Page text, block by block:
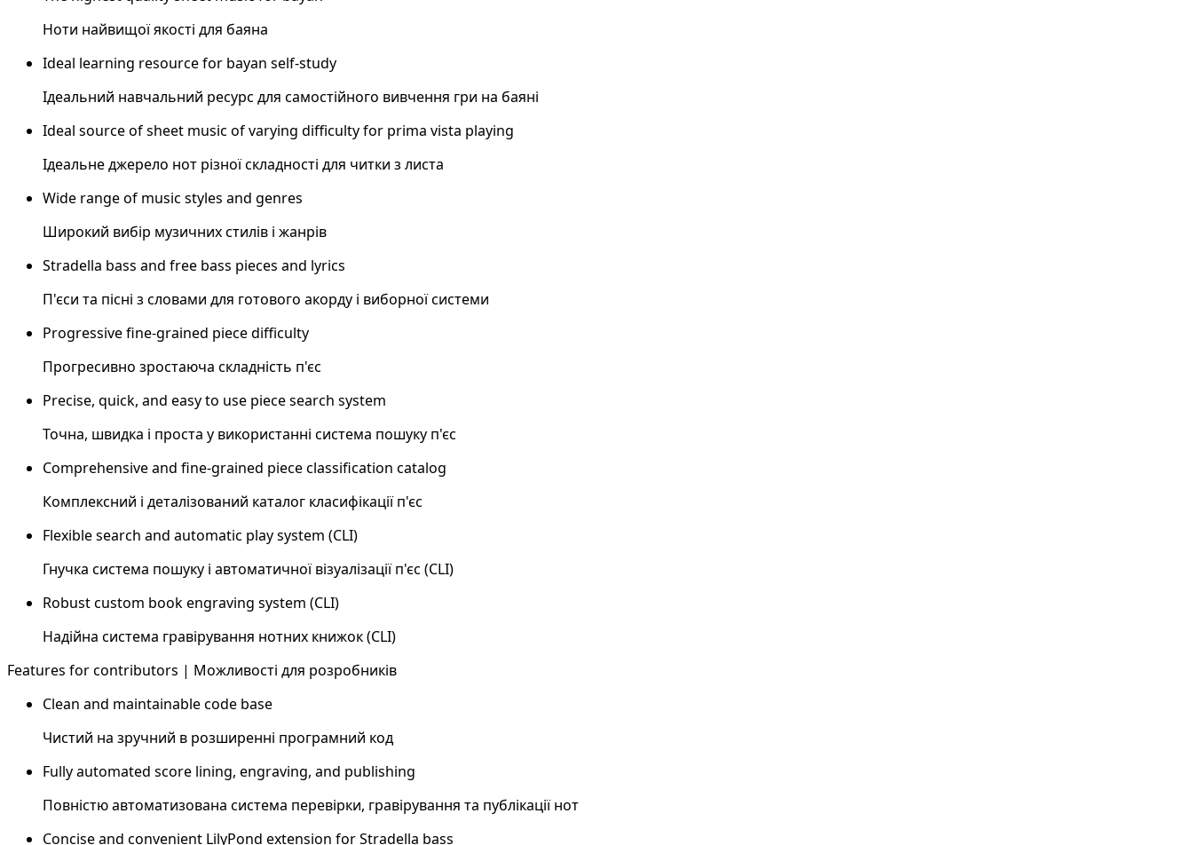
Ноти найвищої якості для баяна
Ideal learning resource for bayan self-study
Ідеальний навчальний ресурс для самостійного вивчення гри на баяні
Ideal source of sheet music of varying difficulty for prima vista playing
Ідеальне джерело нот різної складності для читки з листа
Wide range of music styles and genres
Широкий вибір музичних стилів і жанрів
Stradella bass and free bass pieces and lyrics
П'єси та пісні з словами для готового акорду і виборної системи
Progressive fine-grained piece difficulty
Прогресивно зростаюча складність п'єс
Precise, quick, and easy to use piece search system
Точна, швидка і проста у використанні система пошуку п'єс
Comprehensive and fine-grained piece classification catalog
Комплексний і деталізований каталог класифікації п'єс
Flexible search and automatic play system (CLI)
Гнучка система пошуку і автоматичної візуалізації п'єс (CLI)
Robust custom book engraving system (CLI)
Надійна система гравірування нотних книжок (CLI)
Features for contributors | Можливості для розробників
Clean and maintainable code base
Чистий на зручний в розширенні програмний код
Fully automated score lining, engraving, and publishing
Повністю автоматизована система перевірки, гравірування та публікації нот
Concise and convenient LilyPond extension for Stradella bass